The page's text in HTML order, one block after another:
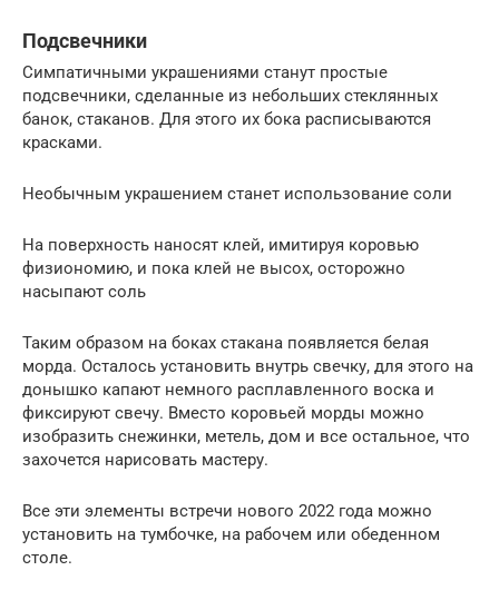
Подсвечники
Симпатичными украшениями станут простые
подсвечники, сделанные из небольших стеклянных
банок, стаканов. Для этого их бока расписываются
красками.
Необычным украшением станет использование соли
На поверхность наносят клей, имитируя коровью
физиономию, и пока клей не высох, осторожно
насыпают соль
Таким образом на боках стакана появляется белая
морда. Осталось установить внутрь свечку, для этого на
донышко капают немного расплавленного воска и
фиксируют свечу. Вместо коровьей морды можно
изобразить снежинки, метель, дом и все остальное, что
захочется нарисовать мастеру.
Все эти элементы встречи нового 2022 года можно
установить на тумбочке, на рабочем или обеденном
столе.